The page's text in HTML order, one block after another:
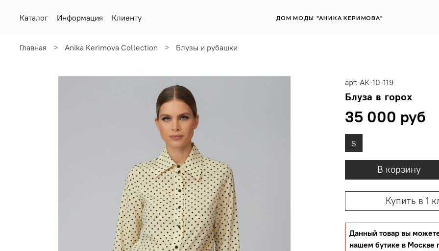
ДОМ МОДЫ "АНИКА КЕРИМОВА"
Каталог Информация Клиенту
Главная Anika Kerimova Collection Блузы и рубашки
арт. AK-10-119
Блуза в горох
35 000 руб
В корзину
Купить в 1
Данный товар вы
нашем бутике в Москве
S